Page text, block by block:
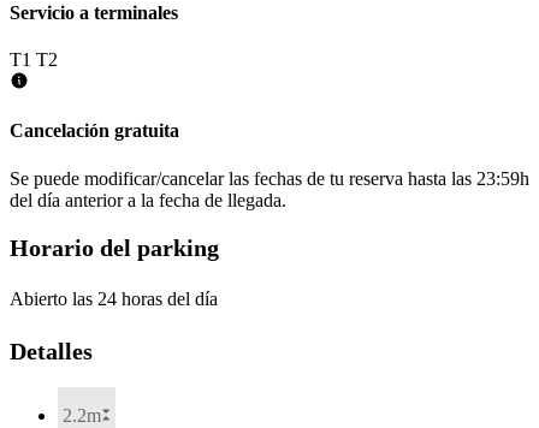
Servicio a terminales
T1 T2
Cancelación gratuita
Se puede modificar/cancelar las fechas de tu reserva hasta las 23:59h
del día anterior a la fecha de llegada.
Horario del parking
Abierto las 24 horas del día
Detalles
2.2m